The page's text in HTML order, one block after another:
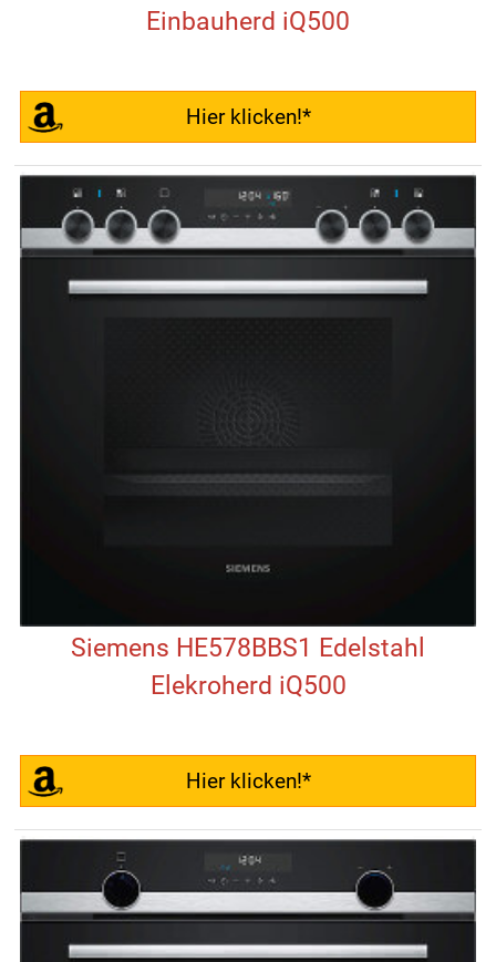
Einbauherd iQ500
Hier klicken!*
Siemens HE578BBS1 Edelstahl
Elekroherd iQ500
Hier klicken!*